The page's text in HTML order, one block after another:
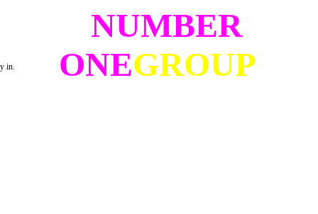
in.
NUMBER
ONEGROUP